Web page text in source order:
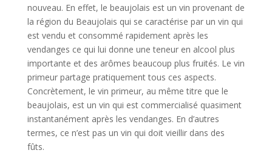
nouveau. En effet, le beaujolais est un vin provenant de
la région du Beaujolais qui se caractérise par un vin qui
est vendu et consommé rapidement après les
vendanges ce qui lui donne une teneur en alcool plus
importante et des arômes beaucoup plus fruités. Le vin
primeur partage pratiquement tous ces aspects.
Concrètement, le vin primeur, au même titre que le
beaujolais, est un vin qui est commercialisé quasiment
instantanément après les vendanges. En d’autres
termes, ce n’est pas un vin qui doit vieillir dans des
fûts.